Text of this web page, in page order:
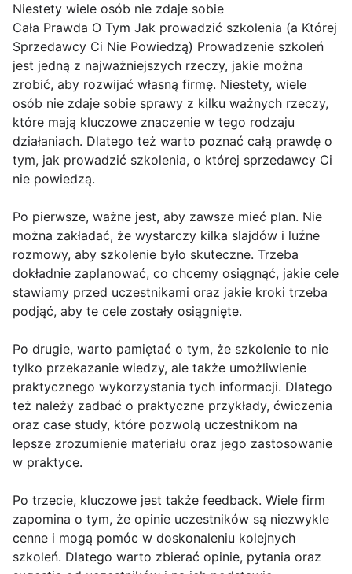
Niestety wiele osób nie zdaje sobie
Cała Prawda O Tym Jak prowadzić szkolenia (a Której
Sprzedawcy Ci Nie Powiedzą) Prowadzenie szkoleń
jest jedną z najważniejszych rzeczy, jakie można
zrobić, aby rozwijać własną firmę. Niestety, wiele
osób nie zdaje sobie sprawy z kilku ważnych rzeczy,
które mają kluczowe znaczenie w tego rodzaju
działaniach. Dlatego też warto poznać całą prawdę o
tym, jak prowadzić szkolenia, o której sprzedawcy Ci
nie powiedzą.
Po pierwsze, ważne jest, aby zawsze mieć plan. Nie
można zakładać, że wystarczy kilka slajdów i luźne
rozmowy, aby szkolenie było skuteczne. Trzeba
dokładnie zaplanować, co chcemy osiągnąć, jakie cele
stawiamy przed uczestnikami oraz jakie kroki trzeba
podjąć, aby te cele zostały osiągnięte.
Po drugie, warto pamiętać o tym, że szkolenie to nie
tylko przekazanie wiedzy, ale także umożliwienie
praktycznego wykorzystania tych informacji. Dlatego
też należy zadbać o praktyczne przykłady, ćwiczenia
oraz case study, które pozwolą uczestnikom na
lepsze zrozumienie materiału oraz jego zastosowanie
w praktyce.
Po trzecie, kluczowe jest także feedback. Wiele firm
zapomina o tym, że opinie uczestników są niezwykle
cenne i mogą pomóc w doskonaleniu kolejnych
szkoleń. Dlatego warto zbierać opinie, pytania oraz